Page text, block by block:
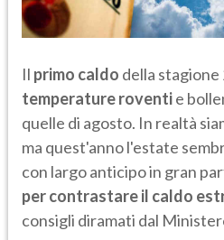
Il primo caldo della
temperature roventie
quelle di agosto. In realtà
ma quest'anno l'estate
con largo anticipo in gran
per contrastare il caldo
consigli diramati dal